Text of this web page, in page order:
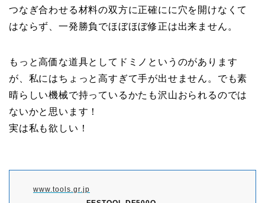
つなぎ合わせる材料の双方に正確にに穴を開けなくて
はならず、一発勝負でほぼほぼ修正は出来ません。
もっと高価な道具としてドミノというのがあります
が、私にはちょっと高すぎて手が出せません。でも素
晴らしい機械で持っているかたも沢山おられるのでは
ないかと思います！
実は私も欲しい！
www.tools.gr.jp